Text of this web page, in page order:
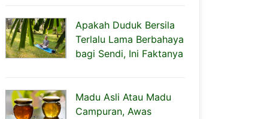
Apakah Duduk Bersila
Terlalu Lama Berbahaya
bagi Sendi, Ini Faktanya
Madu Asli Atau Madu
Campuran, Awas